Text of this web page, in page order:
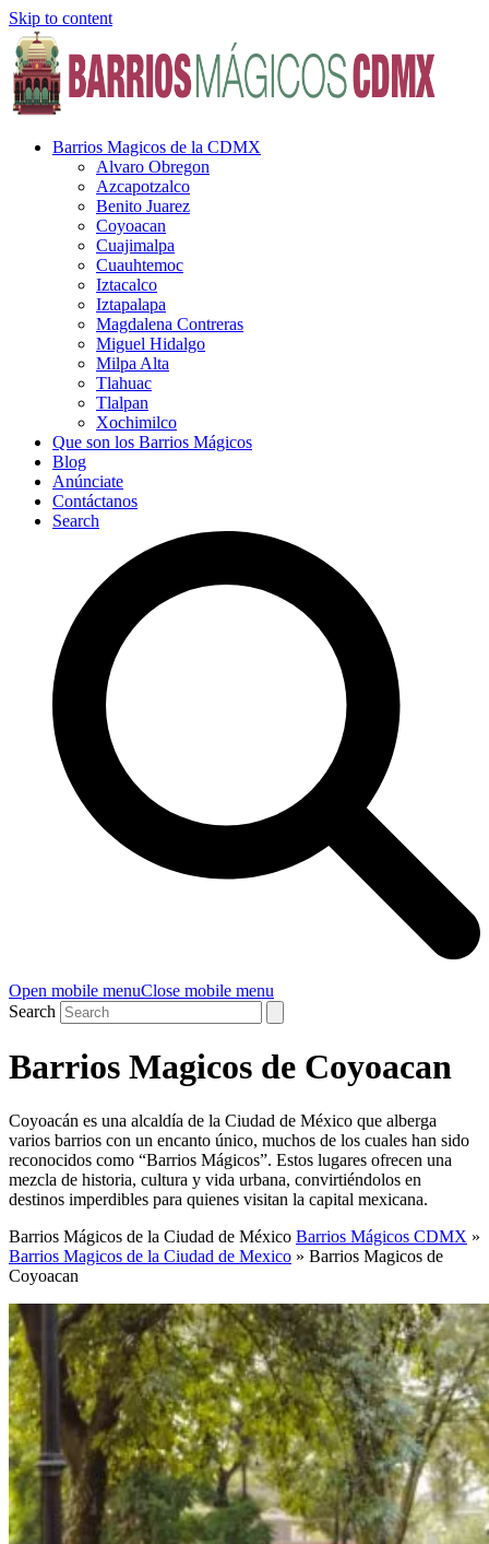
Skip to content
Barrios Magicos de la CDMX
Alvaro Obregon
Azcapotzalco
Benito Juarez
Coyoacan
Cuajimalpa
Cuauhtemoc
Iztacalco
Iztapalapa
Magdalena Contreras
Miguel Hidalgo
Milpa Alta
Tlahuac
Tlalpan
Xochimilco
Que son los Barrios Mágicos
Blog
Anúnciate
Contáctanos
Search
Open mobile menuClose mobile menu
Search
Barrios Magicos de Coyoacan
Coyoacán es una alcaldía de la Ciudad de México que alberga
varios barrios con un encanto único, muchos de los cuales han sido
reconocidos como “Barrios Mágicos”. Estos lugares ofrecen una
mezcla de historia, cultura y vida urbana, convirtiéndolos en
destinos imperdibles para quienes visitan la capital mexicana.
Barrios Mágicos de la Ciudad de México Barrios Mágicos CDMX »
Barrios Magicos de la Ciudad de Mexico » Barrios Magicos de
Coyoacan